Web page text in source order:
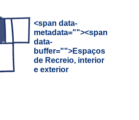
<span data-
metadata=""><span
data-
buffer="">Espaços
de Recreio, interior
e exterior